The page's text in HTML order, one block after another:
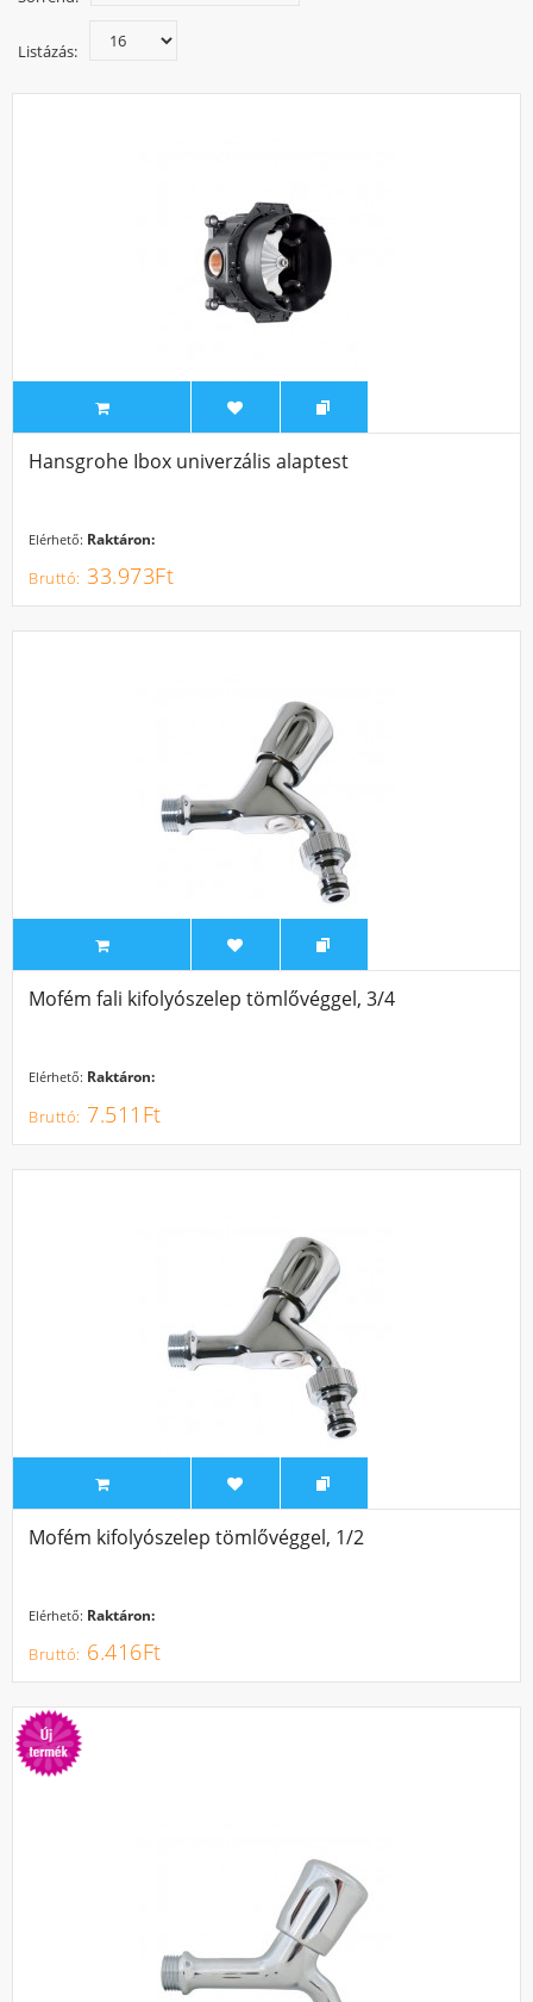
Listázás:
Hansgrohe Ibox univerzális alaptest
Elérhető: Raktáron:
33.973Ft
Mofém fali kifolyószelep tömlővéggel, 3/4
Elérhető: Raktáron:
7.511Ft
Mofém kifolyószelep tömlővéggel, 1/2
Elérhető: Raktáron:
6.416Ft